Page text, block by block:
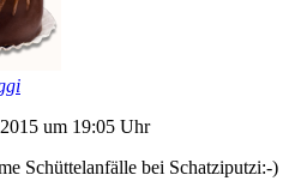
um 19:05 Uhr
Schüttelanfälle bei Schatziputzi:-)